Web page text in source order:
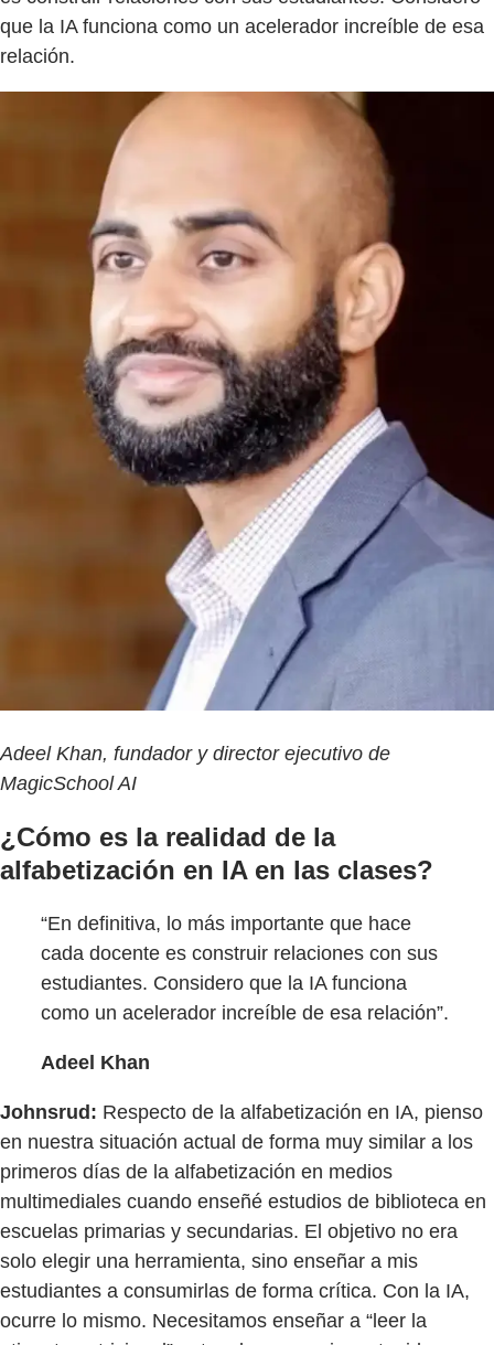
que la IA funciona como un acelerador increíble de esa
relación.
Adeel Khan, fundador y director ejecutivo de
MagicSchool AI
¿Cómo es la realidad de la
alfabetización en IA en las clases?
“En definitiva, lo más importante que hace
cada docente es construir relaciones con sus
estudiantes. Considero que la IA funciona
como un acelerador increíble de esa relación”.
Adeel Khan
Johnsrud: Respecto de la alfabetización en IA, pienso
en nuestra situación actual de forma muy similar a los
primeros días de la alfabetización en medios
multimediales cuando enseñé estudios de biblioteca en
escuelas primarias y secundarias. El objetivo no era
solo elegir una herramienta, sino enseñar a mis
estudiantes a consumirlas de forma crítica. Con la IA,
ocurre lo mismo. Necesitamos enseñar a “leer la